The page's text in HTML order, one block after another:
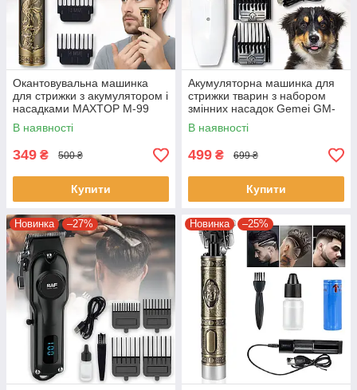
Окантовувальна машинка
для стрижки з акумулятором і
насадками MAXTOP M-99
В наявності
349 ₴ 500 ₴
Купити
Акумуляторна машинка для
стрижки тварин з набором
змінних насадок Gemei GM-
634
В наявності
499 ₴ 699 ₴
Купити
Новинка –27% Новинка –25%